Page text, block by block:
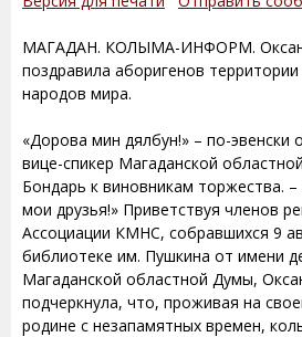
МАГАДАН. КОЛЫМА-ИНФОРМ.
поздравила аборигенов
народов мира.
«Дорова мин дялбун!» – по-эвенски
вице-спикер Магаданской
Бондарь к виновникам торжества. –
мои друзья!» Приветствуя членов
Ассоциации КМНС, собравшихся 9
библиотеке им. Пушкина от имени
Магаданской областной Думы,
подчеркнула, что, проживая на
родине с незапамятных времен,